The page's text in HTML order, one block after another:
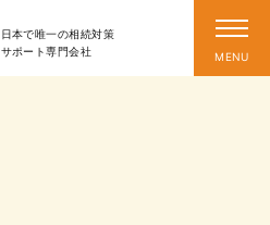
日本で唯一の相続対策
サポート専門会社